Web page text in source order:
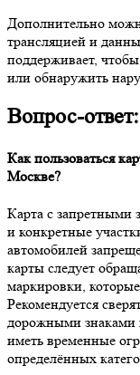
Дополнительно
трансляцией и
поддерживает,
или обнаружить
Вопрос-ответ:
Как пользоваться
Москве?
Карта с запретными
и конкретные
автомобилей
карты следует
маркировки,
Рекомендуется
дорожными знаками
иметь временные
определённых